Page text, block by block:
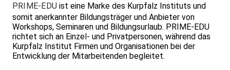
PRIME-EDUist eine Marke des Kurpfalz Instituts und
somit anerkannter Bildungsträger und Anbieter von
Workshops, Seminaren und Bildungsurlaub. PRIME-EDU
richtet sich an Einzel- und Privatpersonen, während das
Kurpfalz Institut Firmen und Organisationen bei der
Entwicklung der Mitarbeitenden begleitet.